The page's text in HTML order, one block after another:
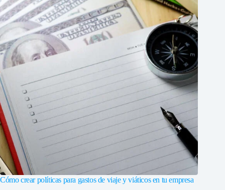
Cómo crear políticas para gastos de viaje y viáticos en tu empresa